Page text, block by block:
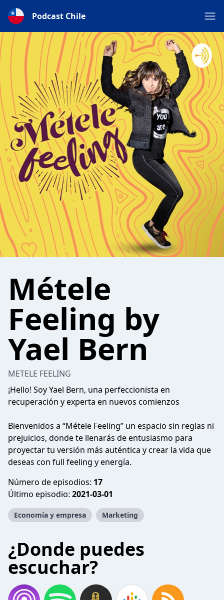
Podcast Chile
Métele
Feeling by
Yael Bern
METELE FEELING
¡Hello! Soy Yael Bern, una perfeccionista en
recuperación y experta en nuevos comienzos
Bienvenidos a “Métele Feeling” un espacio sin reglas ni
prejuicios, donde te llenarás de entusiasmo para
proyectar tu versión más auténtica y crear la vida que
deseas con full feeling y energía.
Número de episodios: 17
Último episodio: 2021-03-01
Economía y empresa Marketing
¿Donde puedes
escuchar?